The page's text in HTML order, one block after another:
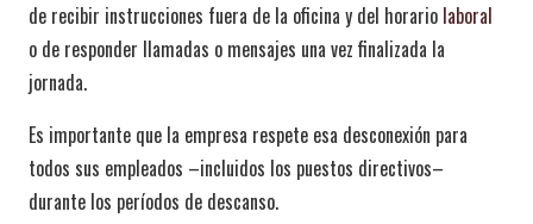
de recibir instrucciones fuera de la oficina y del horario laboral
o de responder llamadas o mensajes una vez finalizada la
jornada.
Es importante que la empresa respete esa desconexión para
todos sus empleados –incluidos los puestos directivos–
durante los períodos de descanso.